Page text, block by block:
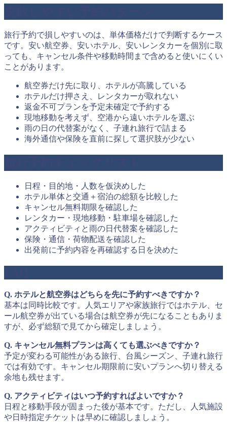
旅行予約で損しやすいのは、単体価格だけで判断するケース
です。安い航空券、安いホテル、安いレンタカーを個別に取
っても、キャンセル条件や移動時間まで含めると使いにくい
ことがあります。
航空券だけ先に取り、ホテルが高騰している
ホテルだけ押さえ、レンタカーが取れない
返金不可プランを予定未確定で予約する
現地移動を考えず、空港から遠いホテルを選ぶ
雨の日の代替案がなく、子連れ旅行で詰まる
海外通信や保険を直前に探して選択肢が少ない
日程・目的地・人数を仮決めした
ホテル単体と交通＋宿泊の総額を比較した
キャンセル無料期限を確認した
レンタカー・現地移動・駐車場を確認した
アクティビティと雨の日代替案を確認した
保険・通信・荷物配送を確認した
出発前に予約内容を再確認する日を決めた
Q. ホテルと航空券はどちらを先に予約すべきですか？
基本は同時比較です。人気エリアや家族旅行ではホテル、セ
ール航空券が出ている場合は航空券が先になることもありま
すが、必ず総額で見てから確定しましょう。
Q. キャンセル無料プランは高くても選ぶべきですか？
予定が変わる可能性がある旅行、台風シーズン、子連れ旅行
では有効です。キャンセル期限前に安いプランへ切り替える
余地も残せます。
Q. アクティビティはいつ予約すればよいですか？
日程と移動手段が固まった後が基本です。ただし、人気施設
や日時指定チケットは早めに確認しましょう。